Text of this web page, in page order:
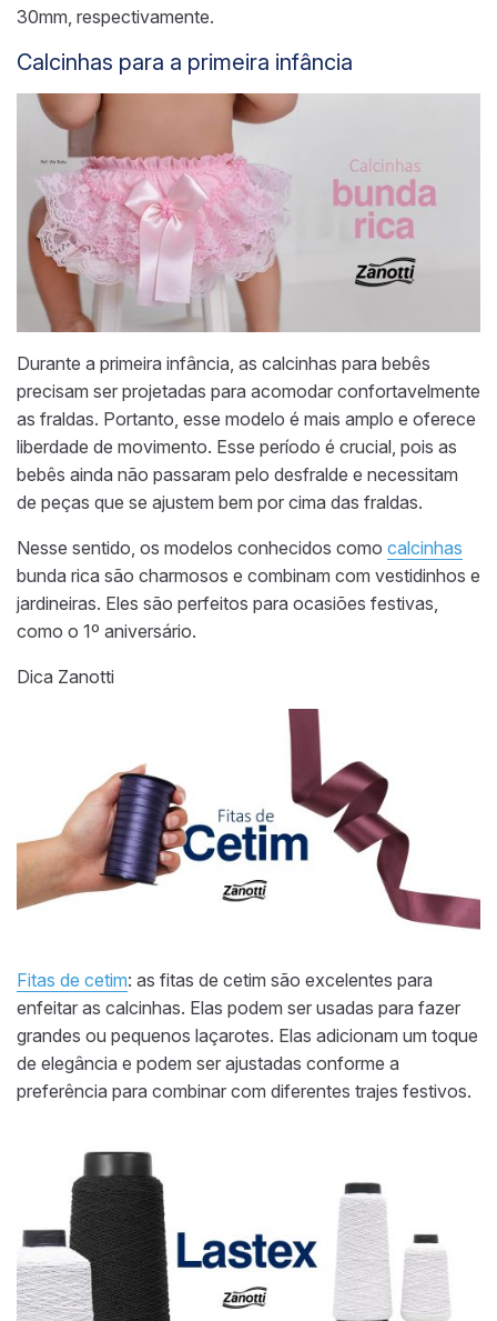
30mm, respectivamente.
Calcinhas para a primeira infância
Durante a primeira infância, as calcinhas para bebês
precisam ser projetadas para acomodar confortavelmente
as fraldas. Portanto, esse modelo é mais amplo e oferece
liberdade de movimento. Esse período é crucial, pois as
bebês ainda não passaram pelo desfralde e necessitam
de peças que se ajustem bem por cima das fraldas.
Nesse sentido, os modelos conhecidos como calcinhas
bunda rica são charmosos e combinam com vestidinhos e
jardineiras. Eles são perfeitos para ocasiões festivas,
como o 1º aniversário.
Dica Zanotti
Fitas de cetim: as fitas de cetim são excelentes para
enfeitar as calcinhas. Elas podem ser usadas para fazer
grandes ou pequenos laçarotes. Elas adicionam um toque
de elegância e podem ser ajustadas conforme a
preferência para combinar com diferentes trajes festivos.